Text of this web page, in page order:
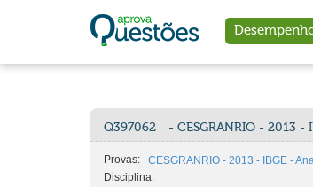
Q397062 - CESGRANRIO - 2013
Provas:
CESGRANRIO - 2013 - IBGE -
Disciplina: